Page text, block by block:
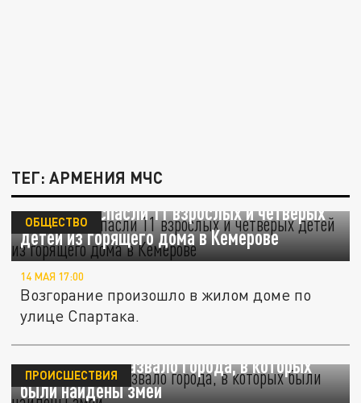
ТЕГ: АРМЕНИЯ МЧС
Пожарные спасли 11 взрослых и четверых
детей из горящего дома в Кемерове
ОБЩЕСТВО
14 МАЯ 17:00
Возгорание произошло в жилом доме по
улице Спартака.
МЧС Армении назвало города, в которых
были найдены змеи
ПРОИСШЕСТВИЯ